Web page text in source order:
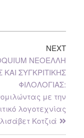
NEXT
ΝΕΟΕΛΛΗ
ΚΑΙ ΣΥΓΚΡΙΤΙΚΗΣ
ΦΙΛΟΛΟΓΙΑΣ:
με την
λογοτεχνίας
Κοτζιά